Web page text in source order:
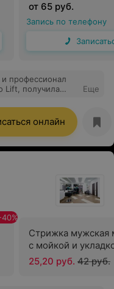
от 65 руб.
Запись по телефону
профессионал
Lift, получила
по дальнейшему
еще ❤️
Еще
онлайн
40%
Стрижка мужская
с мойкой и
25,20 руб. 42 руб.